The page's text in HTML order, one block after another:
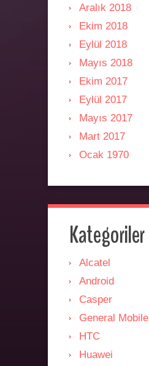
Aralık 2018
Ekim 2018
Eylül 2018
Mayıs 2018
Ekim 2017
Eylül 2017
Mayıs 2017
Mart 2017
Ocak 1970
Kategoriler
Alcatel
Android
Casper
General Mobile
HTC
Huawei